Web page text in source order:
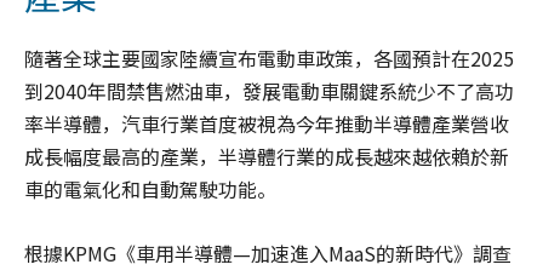
隨著全球主要國家陸續宣布電動車政策，各國預計在2025
到2040年間禁售燃油車，發展電動車關鍵系統少不了高功
率半導體，汽車行業首度被視為今年推動半導體產業營收
成長幅度最高的產業，半導體行業的成長越來越依賴於新
車的電氣化和自動駕駛功能。
根據KPMG《車用半導體—加速進入MaaS的新時代》調查